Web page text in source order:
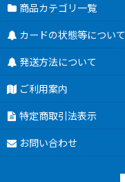
商品カテゴリ一覧
カードの状態等について
発送方法について
ご利用案内
特定商取引法表示
お問い合わせ